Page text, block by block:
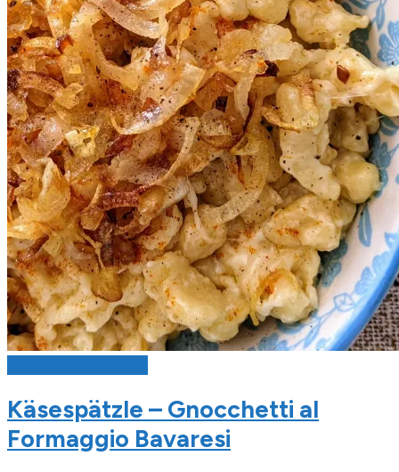
Käsespätzle – Gnocchetti al
Formaggio Bavaresi